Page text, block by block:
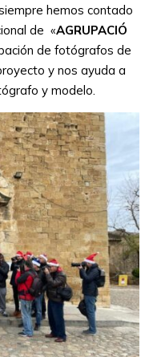
hemos contado
de «AGRUPACIÓ
de fotógrafos de
y nos ayuda a
y modelo.